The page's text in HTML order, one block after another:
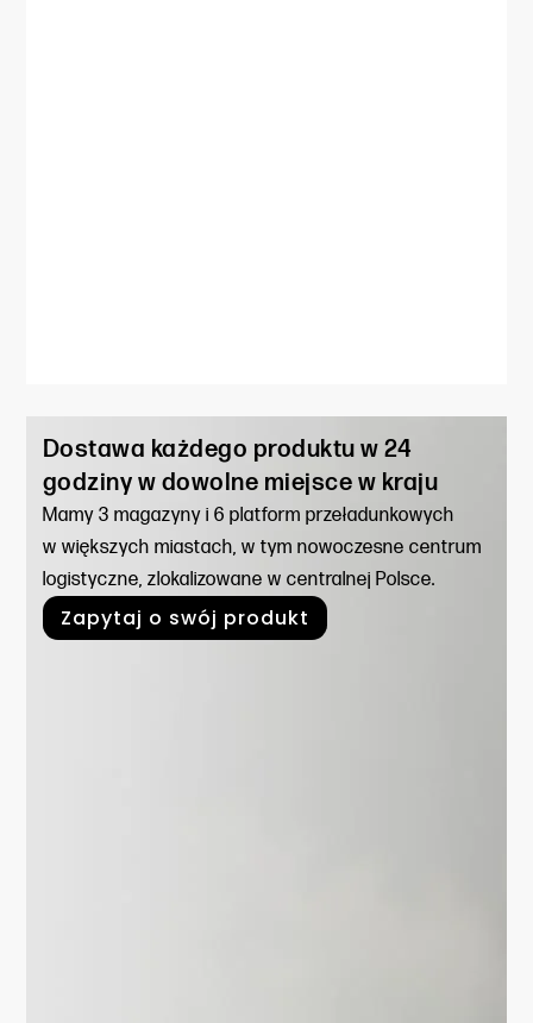
Dostawa każdego produktu w 24
godziny w dowolne miejsce w kraju
Mamy 3 magazyny i 6 platform przeładunkowych
w większych miastach, w tym nowoczesne centrum
logistyczne, zlokalizowane w centralnej Polsce.
Zapytaj o swój produkt